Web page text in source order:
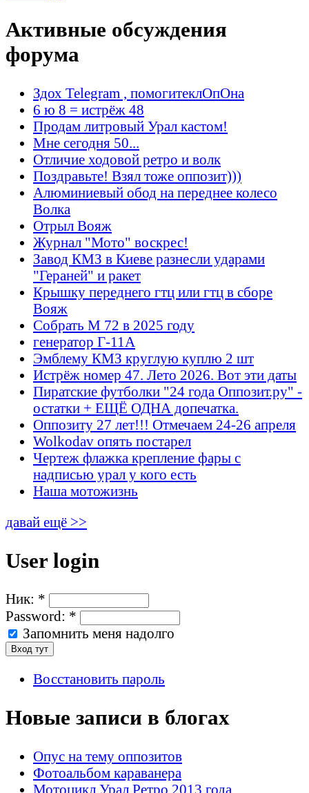
Активные обсуждения
форума
Здох Telegram , помогитеклОпОна
6 ю 8 = истрёж 48
Продам литровый Урал кастом!
Мне сегодня 50...
Отличие ходовой ретро и волк
Поздравьте! Взял тоже оппозит)))
Алюминиевый обод на переднее колесо
Волка
Отрыл Вояж
Журнал "Мото" воскрес!
Завод КМЗ в Киеве разнесли ударами
"Гераней" и ракет
Крышку переднего гтц или гтц в сборе
Вояж
Собрать М 72 в 2025 году
генератор Г-11А
Эмблему КМЗ круглую куплю 2 шт
Истрёж номер 47. Лето 2026. Вот эти даты
Пиратские футболки "24 года Оппозит.ру" -
остатки + ЕЩЁ ОДНА допечатка.
Оппозиту 27 лет!!! Отмечаем 24-26 апреля
Wolkodav опять постарел
Чертеж флажка крепление фары с
надписью урал у кого есть
Наша мотожизнь
давай ещё >>
User login
Ник: *
Password: *
Запомнить меня надолго
Восстановить пароль
Новые записи в блогах
Опус на тему оппозитов
Фотоальбом караванера
Мотоцикл Урал Ретро 2013 года